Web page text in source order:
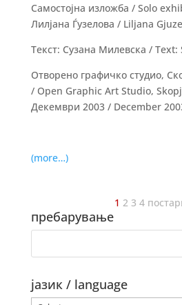
Самостојна изложба / Solo
Лилјана Ѓузелова / Liljana
Текст: Сузана Милевска / Text:
Отворено графичко студио,
/ Open GraphicArt Studio,
Декември 2003 / December
(more…)
1 2 3 4
пребарување
јазик / language